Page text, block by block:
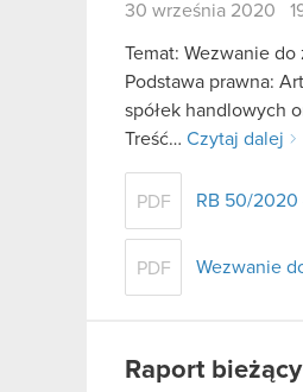
30 września 2020
Temat: Wezwanie
Podstawa prawna:
spółek handlowych
Treść… Czytaj dalej
PDF RB 50/2020
PDF Wezwanie
Raport